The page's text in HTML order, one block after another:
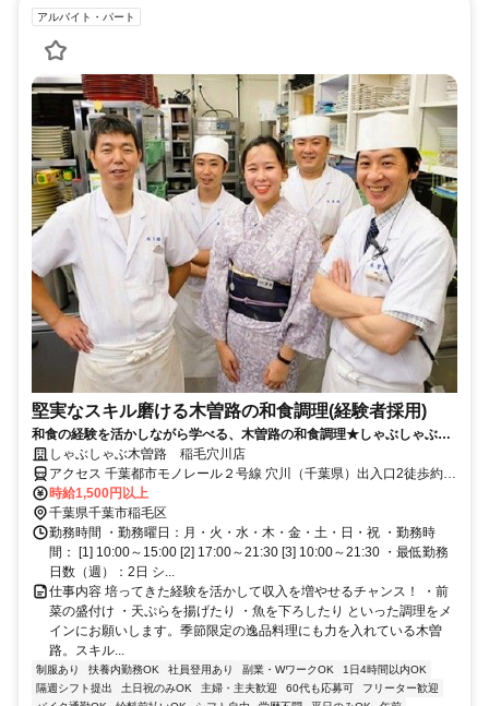
アルバイト・パート
堅実なスキル磨ける木曽路の和食調理(経験者採用)
和食の経験を活かしながら学べる、木曽路の和食調理★しゃぶしゃぶを
生かす料理の神髄を伝授！
しゃぶしゃぶ木曽路 稲毛穴川店
アクセス 千葉都市モノレール２号線 穴川（千葉県）出入口2徒歩約6
分、千葉都市モノレール２号線 天台出入口1徒歩約12分、千葉都市モ
ノレール２号線 スポーツセンター出入口2徒歩約14分 千葉都市モノ
レール穴川駅より徒歩6分
時給1,500円以上
千葉県千葉市稲毛区
勤務時間 ・勤務曜日：月・火・水・木・金・土・日・祝 ・勤務時
間： [1] 10:00～15:00 [2] 17:00～21:30 [3] 10:00～21:30 ・最低勤務
日数（週）：2日 シ...
仕事内容 培ってきた経験を活かして収入を増やせるチャンス！ ・前
菜の盛付け ・天ぷらを揚げたり ・魚を下ろしたり といった調理をメ
インにお願いします。季節限定の逸品料理にも力を入れている木曽
路。スキル...
制服あり 扶養内勤務OK 社員登用あり 副業・WワークOK
1日4時間以内OK
隔週シフト提出
土日祝のみOK 主婦・主夫歓迎 60代も応募可
フリーター歓迎